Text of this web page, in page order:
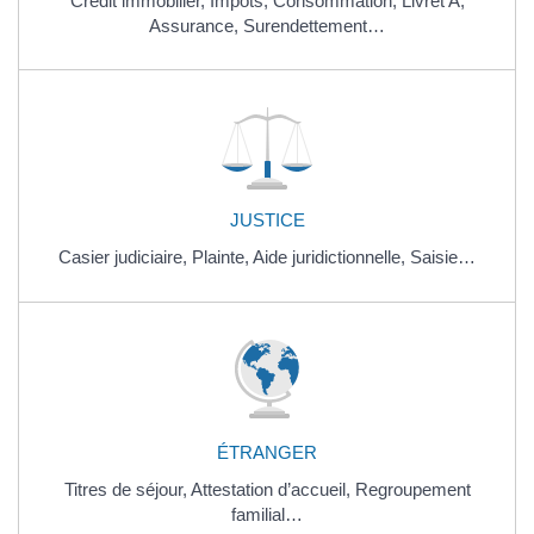
Assurance, Surendettement…
JUSTICE
Casier judiciaire, Plainte, Aide juridictionnelle, Saisie…
ÉTRANGER
Titres de séjour, Attestation d’accueil, Regroupement
familial…